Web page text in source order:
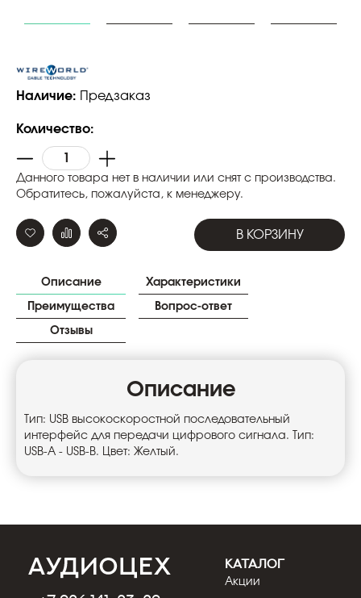
Наличие: Предзаказ
Количество:
Данного товара нет в наличии или снят с производства.
Обратитесь, пожалуйста, к менеджеру.
В КОРЗИНУ
Описание Характеристики
Преимущества Вопрос-ответ
Отзывы
Описание
Тип: USB высокоскоростной последовательный
интерфейс для передачи цифрового сигнала. Тип:
USB-A - USB-B. Цвет: Желтый.
КАТАЛОГ
Акции